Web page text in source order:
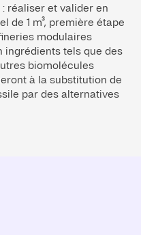
réaliser et valider en
de 1 m³, première étape
modulaires
ingrédients tels que des
biomolécules
à la substitution de
par des alternatives